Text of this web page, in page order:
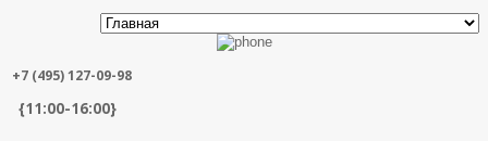
+7 (495) 127-09-98
{11:00-16:00}